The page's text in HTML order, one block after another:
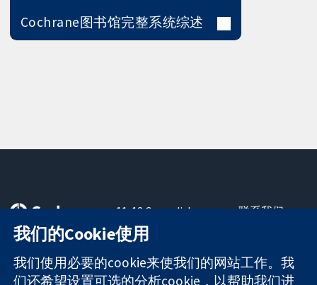
Cochrane图书馆完整系统综述
可信任的证据
知情决定
更完善的医疗健
11-13 Cavendish
Square
London
W1G 0AN
United Kingdom
联系我们
关于我们
工作机会
我们的Cookie使用
我们使用必要的cookie来使我们的网站工作。我
们还希望设置可选的分析cookie，以帮助我们进